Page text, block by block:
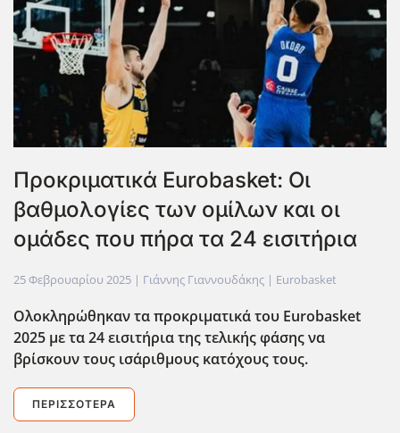
Προκριματικά Eurobasket: Οι
βαθμολογίες των ομίλων και οι
ομάδες που πήρα τα 24 εισιτήρια
25 Φεβρουαρίου 2025 | Γιάννης Γιαννουδάκης | Eurobasket
Ολοκληρώθηκαν τα προκριματικά του Eurobasket
2025 με τα 24 εισιτήρια της τελικής φάσης να
βρίσκουν τους ισάριθμους κατόχους τους.
ΠΕΡΙΣΣΌΤΕΡΑ